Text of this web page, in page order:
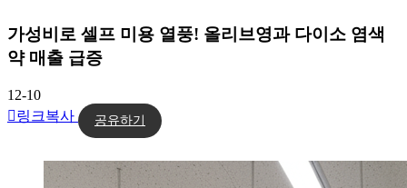
가성비로 셀프 미용 열풍! 올리브영과 다이소 염색
약 매출 급증
12-10
링크복사
공유하기